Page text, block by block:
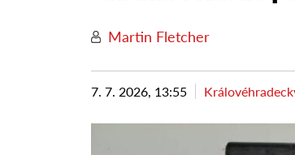
Martin Fletcher
7. 7. 2026, 13:55